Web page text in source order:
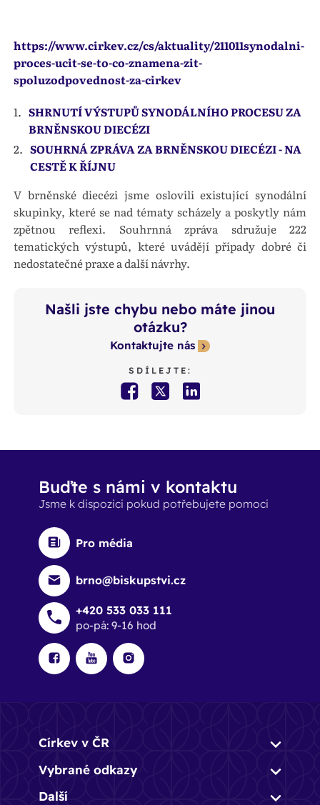
https://www.cirkev.cz/cs/aktuality/211011synodalni-
proces-ucit-se-to-co-znamena-zit-
spoluzodpovednost-za-cirkev
SHRNUTÍ VÝSTUPŮ SYNODÁLNÍHO PROCESU ZA
BRNĚNSKOU DIECÉZI
SOUHRNÁ ZPRÁVA ZA BRNĚNSKOU DIECÉZI - NA
CESTĚ K ŘÍJNU
V brněnské diecézi jsme oslovili existující synodální
skupinky, které se nad tématy scházely a poskytly nám
zpětnou reflexi. Souhrnná zpráva sdružuje 222
tematických výstupů, které uvádějí případy dobré či
nedostatečné praxe a další návrhy.
Našli jste chybu nebo máte jinou
otázku?
Kontaktujte nás
SDÍLEJTE:
Buďte s námi v kontaktu
Jsme k dispozici pokud potřebujete pomoci
Pro média
brno@biskupstvi.cz
+420 533 033 111
po-pá: 9-16 hod
Církev v ČR
Vybrané odkazy
Další